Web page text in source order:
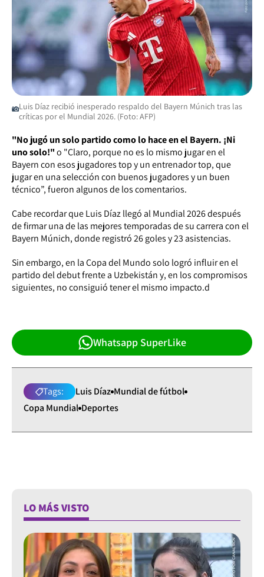
Luis Díaz recibió inesperado respaldo del Bayern Múnich tras las
críticas por el Mundial 2026. (Foto: AFP)
"No jugó un solo partido como lo hace en el Bayern. ¡Ni
uno solo!"o "Claro, porque no es lo mismo jugar en el
Bayern con esos jugadores top y un entrenador top, que
jugar en una selección con buenos jugadores y un buen
técnico”, fueron algunos de los comentarios.
Cabe recordar que Luis Díaz llegó al Mundial 2026 después
de firmar una de las mejores temporadas de su carrera con el
Bayern Múnich, donde registró 26 goles y 23 asistencias.
Sin embargo, en la Copa del Mundo solo logró influir en el
partido del debut frente a Uzbekistán y, en los compromisos
siguientes, no consiguió tener el mismo impacto.d
Whatsapp SuperLike
Tags: Luis Díaz Mundial de fútbol
Copa Mundial Deportes
LO MÁS VISTO